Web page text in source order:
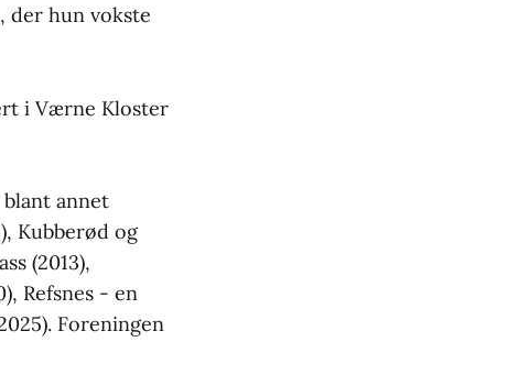
der hun vokste
i Værne Kloster
annet
Kubberød og
(2013),
Refsnes - en
Foreningen